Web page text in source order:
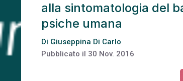
alla sintomatologia del
psiche umana
Di Giuseppina Di Carlo
Pubblicato il 30 Nov. 2016